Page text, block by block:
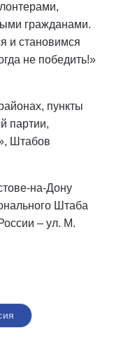
гражданами.
и становимся
не победить!»
пункты
партии,
Штабов
на-Дону
Штаба
– ул. М.